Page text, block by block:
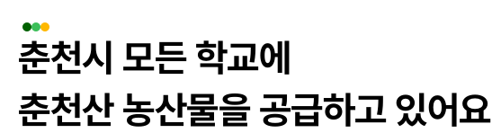
공지사항
자료실
춘천시 모든 학교에
춘천산 농산물을 공급하고 있어요